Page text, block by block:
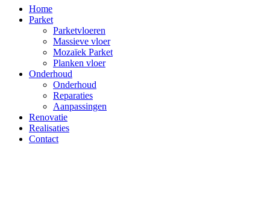
Home
Parket
Parketvloeren
Massieve vloer
Mozaïek Parket
Planken vloer
Onderhoud
Onderhoud
Reparaties
Aanpassingen
Renovatie
Realisaties
Contact